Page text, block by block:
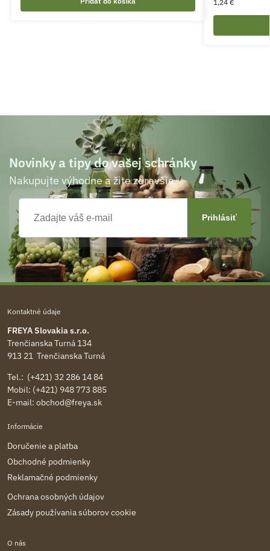
1,24 €
Novinky a tipy do vašej schránky
Nakupujte výhodne a žite zdravšie
Kontaktné údaje
FREYA Slovakia s.r.o.
Trenčianska Turná 134
913 21 Trenčianska Turná
Tel.: (+421) 32 286 14 84
Mobil: (+421) 948 773 885
E-mail: obchod@freya.sk
Informácie
Doručenie a platba
Obchodné podmienky
Reklamačné podmienky
Ochrana osobných údajov
Zásady používania súborov cookie
O nás